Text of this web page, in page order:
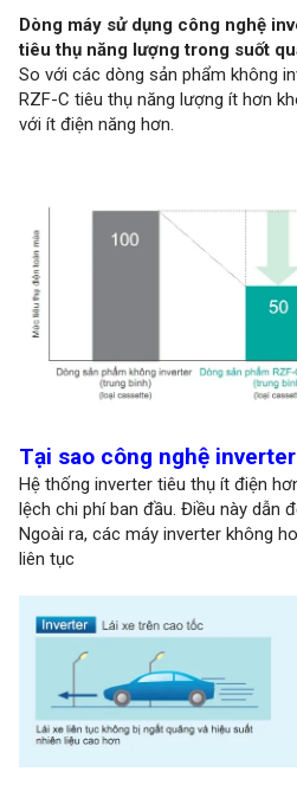
Dòng máy sử dụng công nghệ
tiêu thụ năng lượng trong suốt
So với các dòng sản phẩm không
RZF-C tiêu thụ năng lượng ít hơn
với ít điện năng hơn.
Tại sao công nghệ
Hệ thống inverter tiêu thụ ít điện
lệch chi phí ban đầu. Điều này dẫn
Ngoài ra, các máy inverter không
liên tục